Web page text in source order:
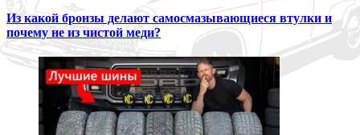
Из какой бронзы делают самосмазывающиеся втулки и
почему не из чистой меди?